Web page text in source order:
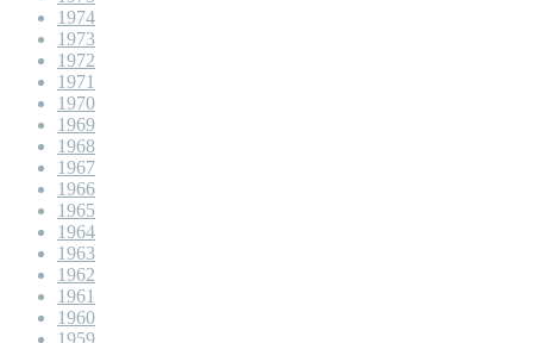
1974
1973
1972
1971
1970
1969
1968
1967
1966
1965
1964
1963
1962
1961
1960
1959